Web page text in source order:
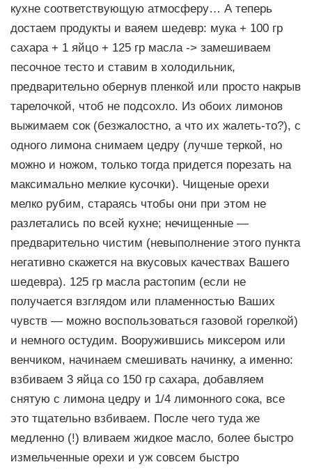
кухне соответствующую атмосферу… А теперь
достаем продукты и ваяем шедевр: мука + 100 гр
сахара + 1 яйцо + 125 гр масла -> замешиваем
песочное тесто и ставим в холодильник,
предварительно обернув пленкой или просто накрыв
тарелочкой, чтоб не подсохло. Из обоих лимонов
выжимаем сок (безжалостно, а что их жалеть-то?), с
одного лимона снимаем цедру (лучше теркой, но
можно и ножом, только тогда придется порезать на
максимально мелкие кусочки). Чищеные орехи
мелко рубим, стараясь чтобы они при этом не
разлетались по всей кухне; нечищенные —
предварительно чистим (невыполнение этого пункта
негативно скажется на вкусовых качествах Вашего
шедевра). 125 гр масла растопим (если не
получается взглядом или пламенностью Ваших
чувств — можно воспользоваться газовой горелкой)
и немного остудим. Вооружившись миксером или
венчиком, начинаем смешивать начинку, а именно:
взбиваем 3 яйца со 150 гр сахара, добавляем
снятую с лимона цедру и 1/4 лимонного сока, все
это тщательно взбиваем. После чего туда же
медленно (!) вливаем жидкое масло, более быстро
измельченные орехи и уж совсем быстро